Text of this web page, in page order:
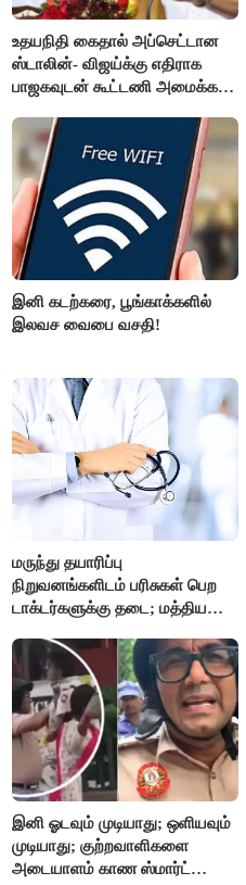
உதயநிதி கைதால் அப்செட்டான
ஸ்டாலின்- விஜய்க்கு எதிராக
பாஜகவுடன் கூட்டணி அமைக்க
இனி கடற்கரை, பூங்காக்களில்
இலவச வைபை வசதி!
மருந்து தயாரிப்பு
நிறுவனங்களிடம் பரிசுகள் பெற
டாக்டர்களுக்கு தடை; மத்திய
இனி ஓடவும் முடியாது; ஒளியவும்
முடியாது; குற்றவாளிகளை
அடையாளம் காண ஸ்மார்ட்